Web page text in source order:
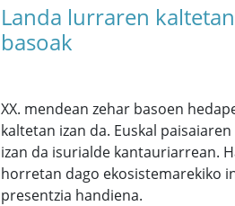
Landa lurraren
basoak
XX. mendean zehar basoen
kaltetan izan da. Euskal
izan da isurialde kantauriarrean.
horretan dago ekosistemarekiko
presentzia handiena.